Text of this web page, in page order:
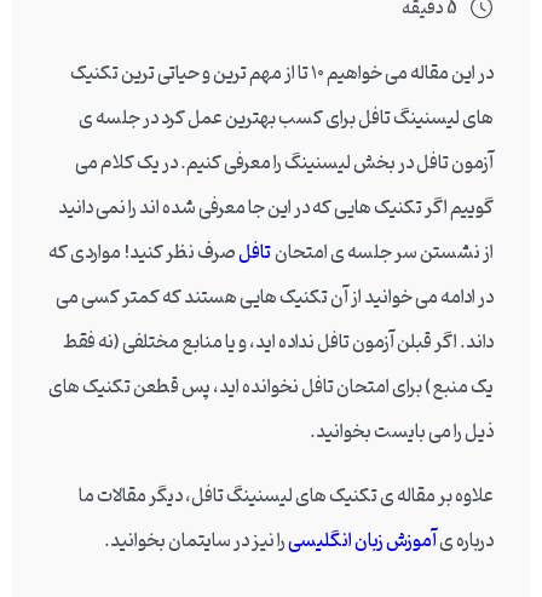
5 دقیقه
در این مقاله می خواهیم 10 تا از مهم ترین و حیاتی ترین تکنیک
های لیسنینگ تافل برای کسب بهترین عمل کرد در جلسه ی
آزمون تافل در بخش لیسنینگ را معرفی کنیم. در یک کلام می
گوییم اگر تکنیک هایی که در این جا معرفی شده اند را نمی دانید
از نشستن سر جلسه ی امتحانتافلصرف نظر کنید! مواردی که
در ادامه می خوانید از آن تکنیک هایی هستند که کمتر کسی می
داند. اگر قبلن آزمون تافل نداده اید، و یا منابع مختلفی (نه فقط
یک منبع) برای امتحان تافل نخوانده اید، پس قطعن تکنیک های
ذیل را می بایست بخوانید.
علاوه بر مقاله ی تکنیک های لیسنینگ تافل، دیگر مقالات ما
درباره یآموزش زبان انگلیسیرا نیز در سایتمان بخوانید.